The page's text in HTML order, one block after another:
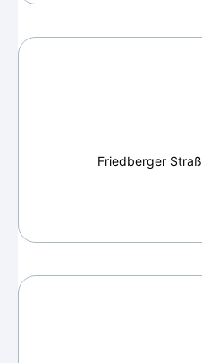
Friedberger